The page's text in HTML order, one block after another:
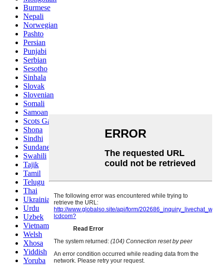
Burmese
Nepali
Norwegian
Pashto
Persian
Punjabi
Serbian
Sesotho
Sinhala
Slovak
Slovenian
Somali
Samoan
Scots Gaelic
Shona
Sindhi
Sundanese
Swahili
Tajik
Tamil
Telugu
Thai
Ukrainian
Urdu
Uzbek
Vietnamese
Welsh
Xhosa
Yiddish
Yoruba